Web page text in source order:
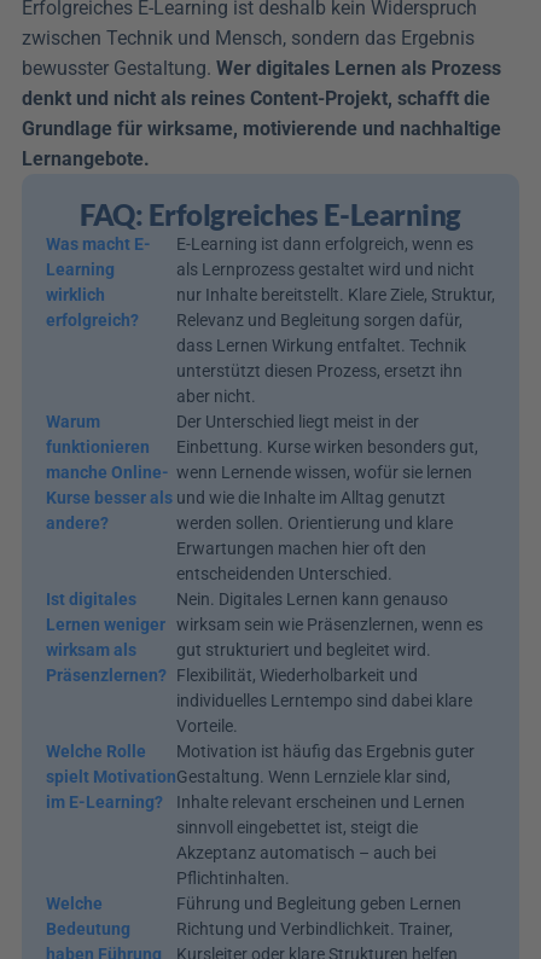
Erfolgreiches E-Learning ist deshalb kein Widerspruch
zwischen Technik und Mensch, sondern das Ergebnis
bewusster Gestaltung. Wer digitales Lernen als Prozess
denkt und nicht als reines Content-Projekt, schafft die
Grundlage für wirksame, motivierende und nachhaltige
Lernangebote.
FAQ: Erfolgreiches E-Learning
Was macht E-
Learning
wirklich
erfolgreich?
E-Learning ist dann erfolgreich, wenn es
als Lernprozess gestaltet wird und nicht
nur Inhalte bereitstellt. Klare Ziele, Struktur,
Relevanz und Begleitung sorgen dafür,
dass Lernen Wirkung entfaltet. Technik
unterstützt diesen Prozess, ersetzt ihn
aber nicht.
Warum
funktionieren
manche Online-
Kurse besser als
andere?
Der Unterschied liegt meist in der
Einbettung. Kurse wirken besonders gut,
wenn Lernende wissen, wofür sie lernen
und wie die Inhalte im Alltag genutzt
werden sollen. Orientierung und klare
Erwartungen machen hier oft den
entscheidenden Unterschied.
Ist digitales
Lernen weniger
wirksam als
Präsenzlernen?
Nein. Digitales Lernen kann genauso
wirksam sein wie Präsenzlernen, wenn es
gut strukturiert und begleitet wird.
Flexibilität, Wiederholbarkeit und
individuelles Lerntempo sind dabei klare
Vorteile.
Welche Rolle
spielt Motivation
im E-Learning?
Motivation ist häufig das Ergebnis guter
Gestaltung. Wenn Lernziele klar sind,
Inhalte relevant erscheinen und Lernen
sinnvoll eingebettet ist, steigt die
Akzeptanz automatisch – auch bei
Pflichtinhalten.
Welche
Bedeutung
haben Führung
Führung und Begleitung geben Lernen
Richtung und Verbindlichkeit. Trainer,
Kursleiter oder klare Strukturen helfen